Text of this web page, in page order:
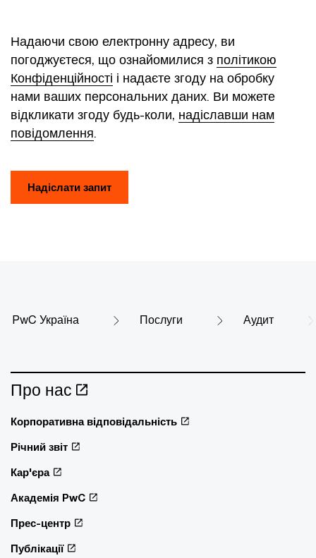
Надаючи свою електронну адресу, ви
погоджуєтеся, що ознайомилися з політикою
Конфіденційності і надаєте згоду на обробку
нами ваших персональних даних. Ви можете
відкликати згоду будь-коли, надіславши нам
повідомлення.
Надіслати запит
PwC Україна Послуги Аудит
Про нас
Корпоративна відповідальність
Річний звіт
Кар'єра
Академія PwC
Прес-центр
Публікації